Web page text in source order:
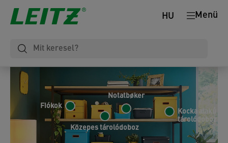
Menü
HU
Fiókok
Közepes tárolódoboz
Notatbøker
Kocka alakú
tárolódoboz